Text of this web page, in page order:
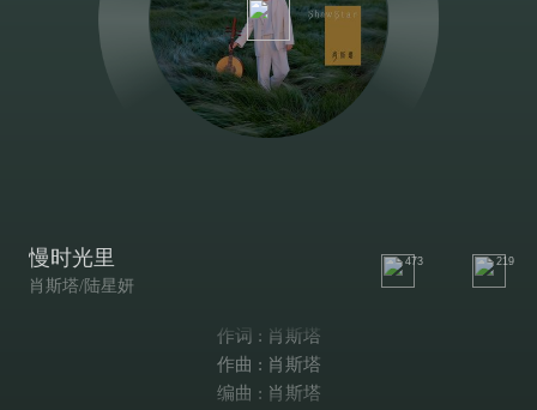
慢时光里
肖斯塔/陆星妍
473 219
作词 : 肖斯塔
作曲 : 肖斯塔
编曲 : 肖斯塔